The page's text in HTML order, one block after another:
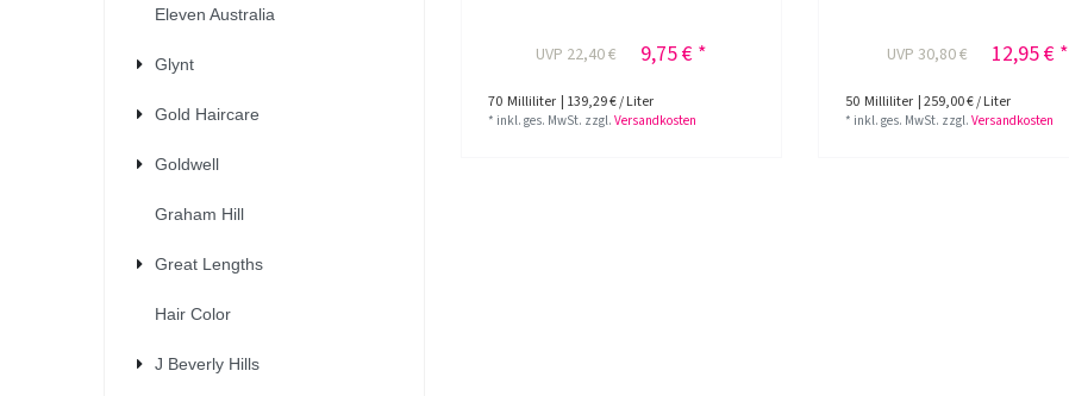
Eleven Australia
Glynt
Gold Haircare
Goldwell
Graham Hill
Great Lengths
Hair Color
J Beverly Hills
UVP 22,40 € 9,75 € *
70 Milliliter | 139,29 € / Liter
* inkl. ges. MwSt. zzgl.Versandkosten
UVP 30,80 € 12,95 € *
50 Milliliter | 259,00 € / Liter
* inkl. ges. MwSt. zzgl.Versandkosten